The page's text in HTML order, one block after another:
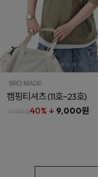
캠핑티셔츠(11호~23호)
14,900원40% ↓ 9,000원